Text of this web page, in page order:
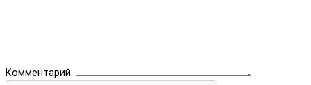
Комментарий: